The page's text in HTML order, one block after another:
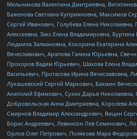
Мельникова Валентина Дмитриевна,
Баженова Светлана Куприяновна, Максимов
Сергей Иванович, Голубева Елена Николаевна,
Алексеевна, Закс Елена Владимировна,
Людмила Залмановна, Кокорина Екатерина
Вячеславович, Арапова Галина Юрьевна,
Прохоров Вадим Юрьевич, Шахова Елена
Васильевич, Протасова Ирина Вячеславовна,
Лукашевский Сергей Маркович, Бахмин
Анатолий Ефимович, Сухих Дарья Николаевна,
Добровольская Анна Дмитриевна, Королева
Смирнов Владимир Александрович, Вицин
Борис Андреевич, Левинсон Лев Семенович,
Орлов Олег Петрович, Полякова Мара